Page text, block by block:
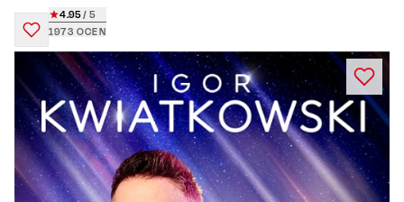
1973 OCEN
4.95/ 5